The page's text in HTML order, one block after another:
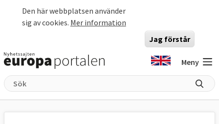
Den här webbplatsen använder
sig av cookies. Mer information
Jag förstår
Meny